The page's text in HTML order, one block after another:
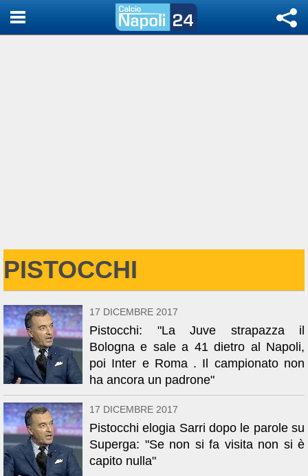
PISTOCCHI
17 DICEMBRE 2017
Pistocchi: "La Juve strapazza il
Bologna e sale a 41 dietro al Napoli,
poi Inter e Roma . Il campionato non
ha ancora un padrone"
17 DICEMBRE 2017
Pistocchi elogia Sarri dopo le parole su
Superga: "Se non si fa visita non si è
capito nulla"